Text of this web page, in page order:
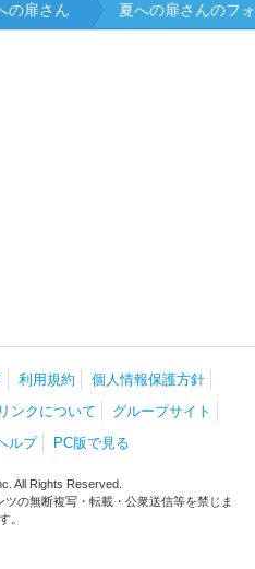
の扉さん 夏への扉さんのフ
利用規約
個人情報保護方針
リンクについて
グループサイト
ルプ PC版で見る
All Rights Reserved.
の無断複写・転載・公衆送信等を禁じま
す。